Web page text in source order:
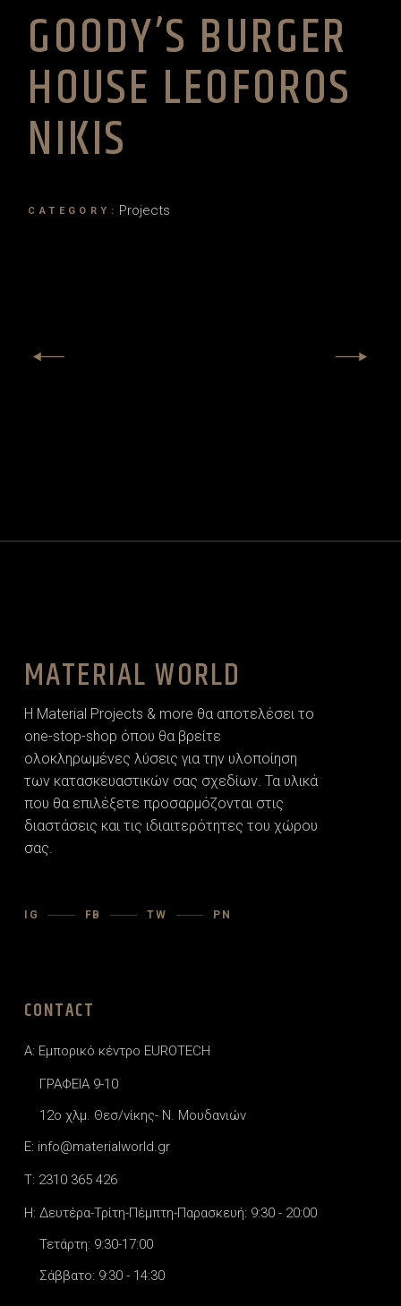
GOODY’S BURGER
HOUSE LEOFOROS
NIKIS
CATEGORY: Projects
MATERIAL WORLD
Η Material Projects & more θα αποτελέσει το
one-stop-shop όπου θα βρείτε
ολοκληρωμένες λύσεις για την υλοποίηση
των κατασκευαστικών σας σχεδίων. Τα υλικά
που θα επιλέξετε προσαρµόζονται στις
διαστάσεις και τις ιδιαιτερότητες του χώρου
σας.
IG FB TW PN
CONTACT
A: Εμπορικό κέντρο EUROTECH
ΓΡΑΦΕΙΑ 9-10
12o χλμ. Θεσ/νίκης- Ν. Μουδανιών
E: info@materialworld.gr
T: 2310 365 426
H: Δευτέρα-Τρίτη-Πέμπτη-Παρασκευή: 9:30 - 20:00
Τετάρτη: 9:30-17:00
Σάββατο: 9:30 - 14:30